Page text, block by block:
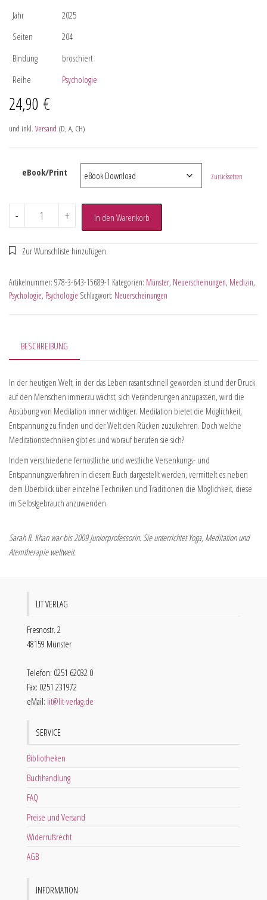
Jahr
2025
Seiten
204
Bindung
broschiert
Reihe
Psychologie
24,90 €
und inkl. Versand (D, A, CH)
eBook/Print Zurücksetzen
- + In den Warenkorb
Artikelnummer: 978-3-643-15689-1 Kategorien: Münster, Neuerscheinungen, Medizin,
Psychologie, Psychologie Schlagwort: Neuerscheinungen
BESCHREIBUNG
In der heutigen Welt, in der das Leben rasant schnell geworden ist und der Druck
auf den Menschen immerzu wächst, sich Veränderungen anzupassen, wird die
Ausübung von Meditation immer wichtiger. Meditation bietet die Möglichkeit,
Entspannung zu finden und der Welt den Rücken zuzukehren. Doch welche
Meditationstechniken gibt es und worauf berufen sie sich?
Indem verschiedene fernöstliche und westliche Versenkungs- und
Entspannungsverfahren in diesem Buch dargestellt werden, vermittelt es neben
dem Überblick über einzelne Techniken und Traditionen die Möglichkeit, diese
im Selbstgebrauch anzuwenden.
Sarah R. Khan war bis 2009 Juniorprofessorin. Sie unterrichtet Yoga, Meditation und
Atemtherapie weltweit.
LIT VERLAG
Fresnostr. 2
48159 Münster
Telefon: 0251 62032 0
Fax: 0251 231972
eMail: lit@lit-verlag.de
SERVICE
Bibliotheken
Buchhandlung
FAQ
Preise und Versand
Widerrufsrecht
AGB
INFORMATION